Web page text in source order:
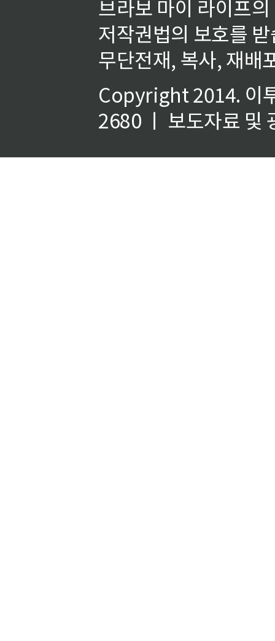
브라보 마이 라이프
저작권법의 보호를
무단전재, 복사, 재배
Copyright 2014. 이
2680 ㅣ 보도자료